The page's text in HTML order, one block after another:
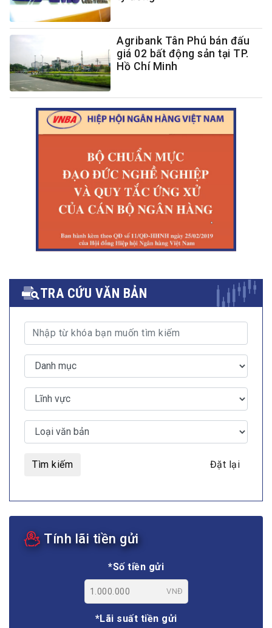
Agribank Tân Phú bán đấu
giá 02 bất động sản tại TP.
Hồ Chí Minh
TRA CỨU VĂN BẢN
Tìm kiếm Đặt lại
Tính lãi tiền gửi
*Số tiền gửi
VNĐ
*Lãi suất tiền gửi